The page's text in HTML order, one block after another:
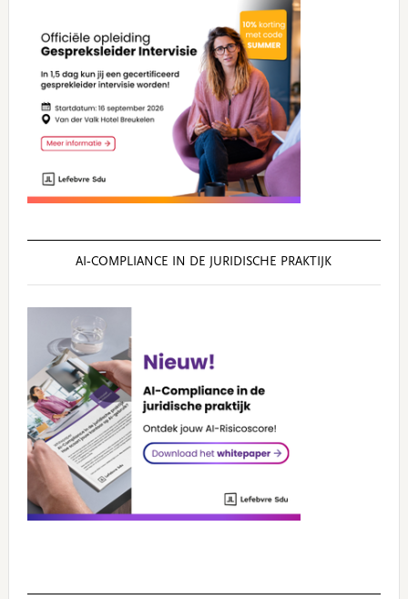
AI‑COMPLIANCE IN DE JURIDISCHE PRAKTIJK